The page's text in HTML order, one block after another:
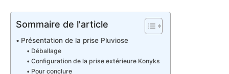
Sommaire de l'article
Présentation de la prise Pluviose
Déballage
Configuration de la prise extérieure Konyks
Pour conclure